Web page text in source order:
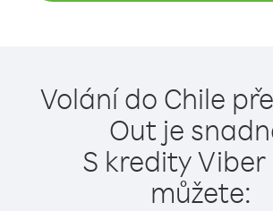
Volání do Chile
Out je
S kredity
můžete: